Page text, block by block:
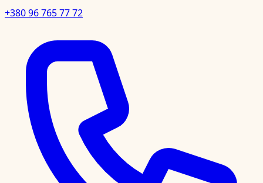
+380 96 765 77 72